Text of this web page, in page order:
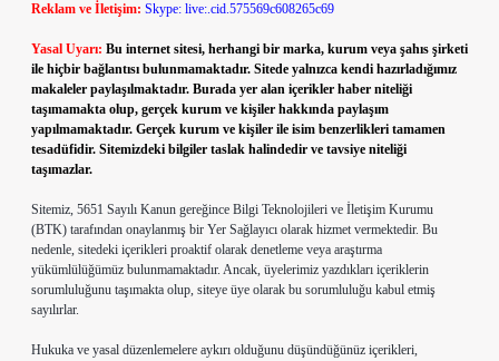
Reklam ve İletişim: Skype: live:.cid.575569c608265c69
Yasal Uyarı: Bu internet sitesi, herhangi bir marka, kurum veya şahıs şirketi
ile hiçbir bağlantısı bulunmamaktadır. Sitede yalnızca kendi hazırladığımız
makaleler paylaşılmaktadır. Burada yer alan içerikler haber niteliği
taşımamakta olup, gerçek kurum ve kişiler hakkında paylaşım
yapılmamaktadır. Gerçek kurum ve kişiler ile isim benzerlikleri tamamen
tesadüfidir. Sitemizdeki bilgiler taslak halindedir ve tavsiye niteliği
taşımazlar.
Sitemiz, 5651 Sayılı Kanun gereğince Bilgi Teknolojileri ve İletişim Kurumu
(BTK) tarafından onaylanmış bir Yer Sağlayıcı olarak hizmet vermektedir. Bu
nedenle, sitedeki içerikleri proaktif olarak denetleme veya araştırma
yükümlülüğümüz bulunmamaktadır. Ancak, üyelerimiz yazdıkları içeriklerin
sorumluluğunu taşımakta olup, siteye üye olarak bu sorumluluğu kabul etmiş
sayılırlar.
Hukuka ve yasal düzenlemelere aykırı olduğunu düşündüğünüz içerikleri,